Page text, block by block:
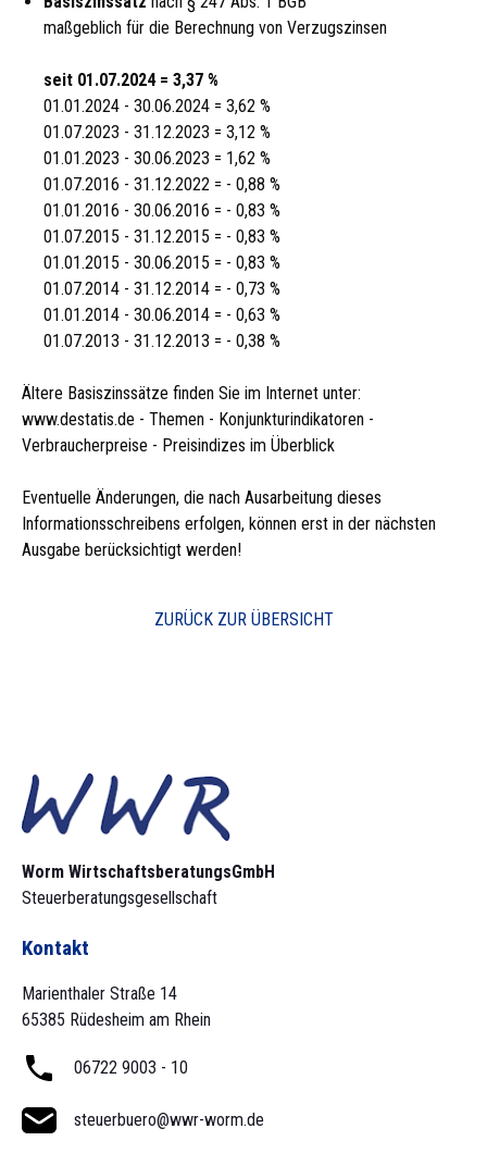
maßgeblich für die Berechnung von Verzugszinsen
seit 01.07.2024 = 3,37 %
01.01.2024 - 30.06.2024 = 3,62 %
01.07.2023 - 31.12.2023 = 3,12 %
01.01.2023 - 30.06.2023 = 1,62 %
01.07.2016 - 31.12.2022 = - 0,88 %
01.01.2016 - 30.06.2016 = - 0,83 %
01.07.2015 - 31.12.2015 = - 0,83 %
01.01.2015 - 30.06.2015 = - 0,83 %
01.07.2014 - 31.12.2014 = - 0,73 %
01.01.2014 - 30.06.2014 = - 0,63 %
01.07.2013 - 31.12.2013 = - 0,38 %
Ältere Basiszinssätze finden Sie im Internet unter:
www.destatis.de - Themen - Konjunkturindikatoren -
Verbraucherpreise - Preisindizes im Überblick
Eventuelle Änderungen, die nach Ausarbeitung dieses
Informationsschreibens erfolgen, können erst in der nächsten
Ausgabe berücksichtigt werden!
ZURÜCK ZUR ÜBERSICHT
Worm Wirtschaftsberatungs­GmbH
Steuerberatungsgesellschaft
Kontakt
Marienthaler Straße 14
65385 Rüdesheim am Rhein
06722 9003 - 10
steuerbuero@wwr-worm.de